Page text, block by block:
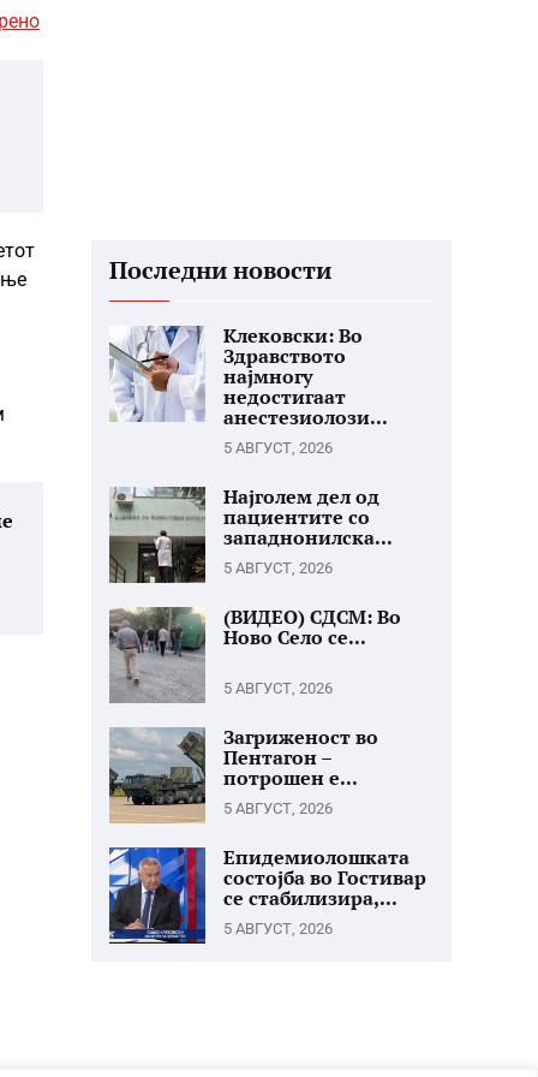
Последни новости
Клековски: Во
Здравството
најмногу
недостигаат
анестезиолози...
5 АВГУСТ, 2026
Најголем дел од
пациентите со
западнонилска...
5 АВГУСТ, 2026
(ВИДЕО) СДСМ: Во
Ново Село се...
5 АВГУСТ, 2026
Загриженост во
Пентагон –
потрошен е...
5 АВГУСТ, 2026
Епидемиолошката
состојба во Гостивар
се стабилизира,...
5 АВГУСТ, 2026